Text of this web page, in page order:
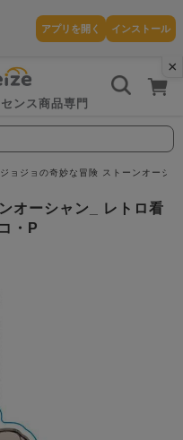
×
アプリを開く インストール
ンス商品専門
ジョジョの奇妙な冒険 ストーンオーシ
オーシャン_ レトロ看
・P